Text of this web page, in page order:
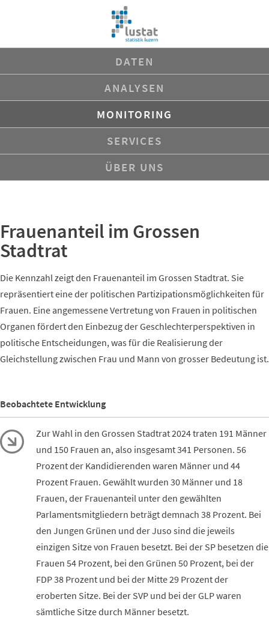
DATEN
ANALYSEN
MONITORING
SERVICES
ÜBER UNS
Frauenanteil im Grossen
Stadtrat
Die Kennzahl zeigt den Frauenanteil im Grossen Stadtrat. Sie
repräsentiert eine der politischen Partizipationsmöglichkeiten für
Frauen. Eine angemessene Vertretung von Frauen in politischen
Organen fördert den Einbezug der Geschlechterperspektiven in
politische Entscheidungen, was für die Realisierung der
Gleichstellung zwischen Frau und Mann von grosser Bedeutung ist.
Beobachtete Entwicklung
Zur Wahl in den Grossen Stadtrat 2024 traten 191 Männer
und 150 Frauen an, also insgesamt 341 Personen. 56
Prozent der Kandidierenden waren Männer und 44
Prozent Frauen. Gewählt wurden 30 Männer und 18
Frauen, der Frauenanteil unter den gewählten
Parlamentsmitgliedern beträgt demnach 38 Prozent. Bei
den Jungen Grünen und der Juso sind die jeweils
einzigen Sitze von Frauen besetzt. Bei der SP besetzen die
Frauen 54 Prozent, bei den Grünen 50 Prozent, bei der
FDP 38 Prozent und bei der Mitte 29 Prozent der
eroberten Sitze. Bei der SVP und bei der GLP waren
sämtliche Sitze durch Männer besetzt.